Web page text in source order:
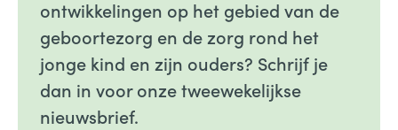
ontwikkelingen op het gebied van de
geboortezorg en de zorg rond het
jonge kind en zijn ouders? Schrijf je
dan in voor onze tweewekelijkse
nieuwsbrief.